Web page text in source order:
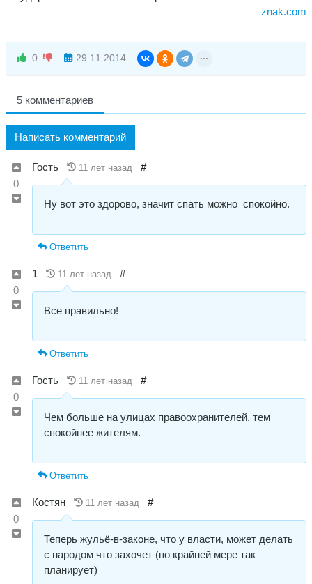
znak.com
0 29.11.2014
5 комментариев
Написать комментарий
0
Гость 11 лет назад #
Ну вот это здорово, значит спать можно спокойно.
Ответить
0
1 11 лет назад #
Все правильно!
Ответить
0
Гость 11 лет назад #
Чем больше на улицах правоохранителей, тем
спокойнее жителям.
Ответить
0
Костян 11 лет назад #
Теперь жульё-в-законе, что у власти, может делать
с народом что захочет (по крайней мере так
планирует)